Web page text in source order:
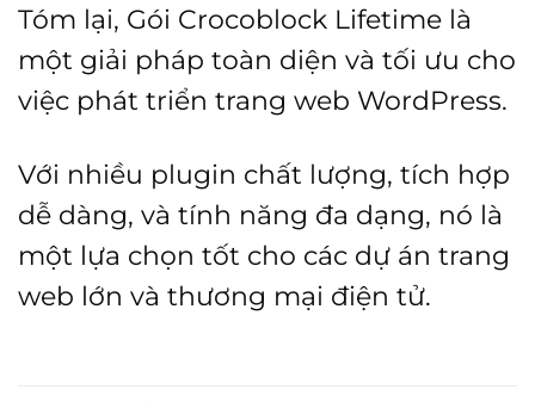
Tóm lại, Gói Crocoblock Lifetime là
một giải pháp toàn diện và tối ưu cho
việc phát triển trang web WordPress.
Với nhiều plugin chất lượng, tích hợp
dễ dàng, và tính năng đa dạng, nó là
một lựa chọn tốt cho các dự án trang
web lớn và thương mại điện tử.